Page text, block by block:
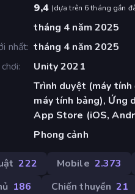
9,4 (dựa trên 6 tháng gần
tháng 4 năm 2025
nhất tháng 4 năm 2025
Unity 2021
Trình duyệt (máy
máy tính bảng), Ứng
App Store (iOS,
Phong cảnh
222 Mobile 2.373
186 Chiến thuyền 21